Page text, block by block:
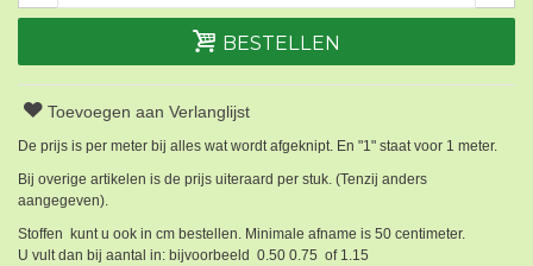
BESTELLEN
Toevoegen aan Verlanglijst
De prijs is per meter bij alles wat wordt afgeknipt. En "1" staat voor 1 meter.
Bij overige artikelen is de prijs uiteraard per stuk. (Tenzij anders
aangegeven).
Stoffen kunt u ook in cm bestellen. Minimale afname is 50 centimeter.
U vult dan bij aantal in: bijvoorbeeld 0.50 0.75 of 1.15